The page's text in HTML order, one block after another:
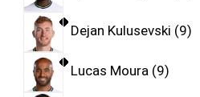
Dejan Kulusevski 9
Lucas Moura 9